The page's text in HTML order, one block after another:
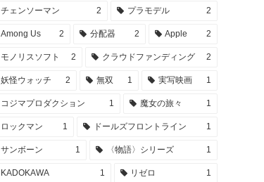
チェンソーマン 2 プラモデル 2
Among Us 2 分配器 2 Apple 2
モノリスソフト 2 クラウドファンディング 2
妖怪ウォッチ 2 無双 1 実写映画 1
コジマプロダクション 1 魔女の旅々 1
ロックマン 1 ドールズフロントライン 1
サンボーン 1 〈物語〉シリーズ 1
KADOKAWA 1 リゼロ 1